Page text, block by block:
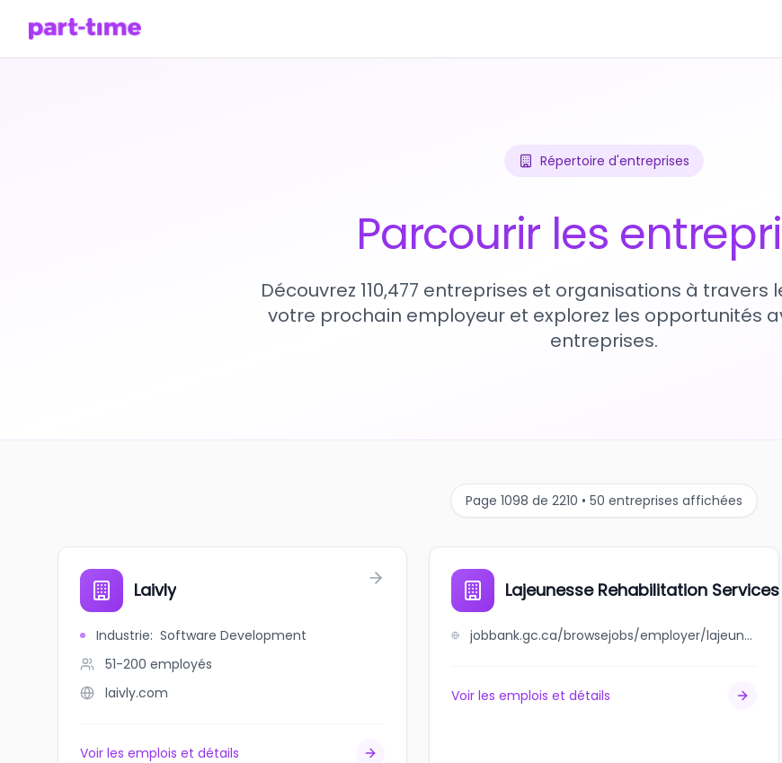
Répertoire d'entreprises
Parcourir les
Découvrez 110,477 entreprises et organisations à travers
votre prochain employeur et explorez les opportunités
entreprises.
Page 1098 de 2210 • 50 entreprises affichées
Laivly
Industrie: Software Development
51-200 employés
laivly.com
Voir les emplois et détails
Lajeunesse Rehabilitation Services
jobbank.gc.ca/browsejobs/employer/lajeunesse+rehabilitation+services+inc./ca
Voir les emplois et détails